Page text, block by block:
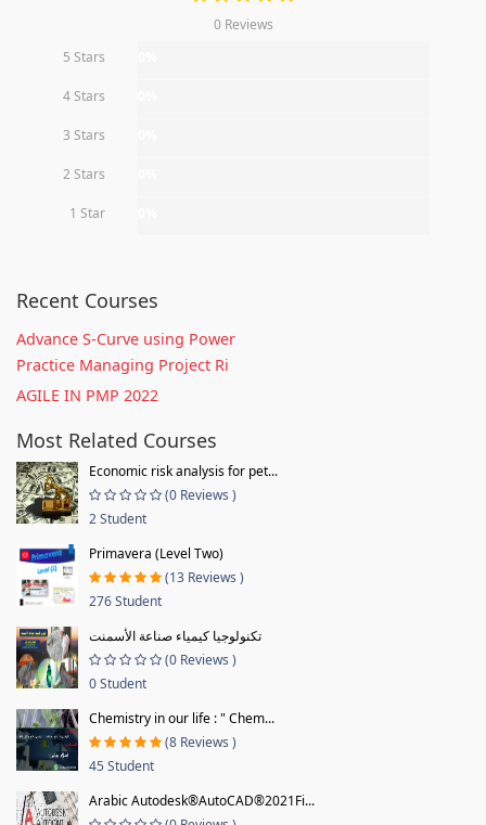
0 Reviews
5 Stars
4 Stars
3 Stars
2 Stars
1 Star
Recent Courses
Advance S-Curve using Power
Practice Managing Project Ri
AGILE IN PMP 2022
Most Related Courses
Economic risk analysis for pet...
(0 Reviews )
2 Student
Primavera (Level Two)
(13 Reviews )
276 Student
تكنولوجيا كيمياء صناعة الأسمنت
(0 Reviews )
0 Student
Chemistry in our life : " Chem...
(8 Reviews )
45 Student
Arabic Autodesk®AutoCAD®2021Fi...